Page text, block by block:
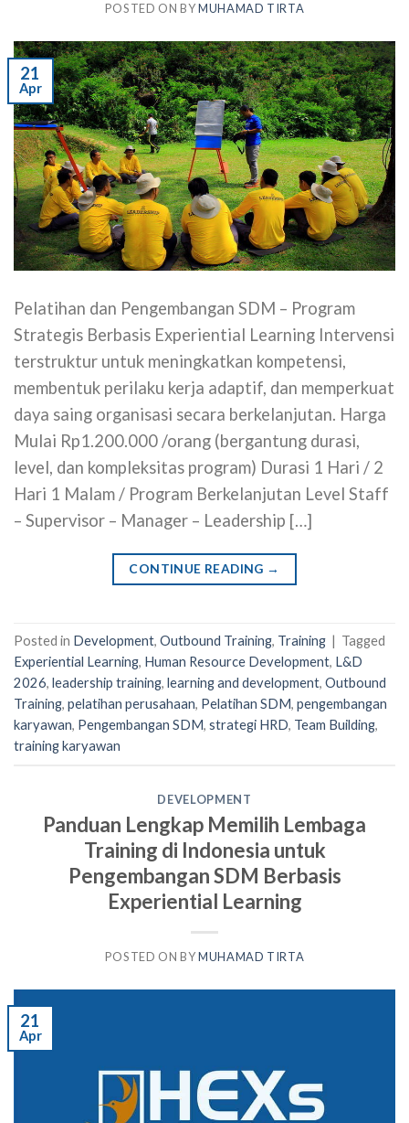
POSTED ONBYMUHAMAD TIRTA
21
Apr
Pelatihan dan Pengembangan SDM – Program
Strategis Berbasis Experiential Learning Intervensi
terstruktur untuk meningkatkan kompetensi,
membentuk perilaku kerja adaptif, dan memperkuat
daya saing organisasi secara berkelanjutan. Harga
Mulai Rp1.200.000 /orang (bergantung durasi,
level, dan kompleksitas program) Durasi 1 Hari / 2
Hari 1 Malam / Program Berkelanjutan Level Staff
– Supervisor – Manager – Leadership […]
CONTINUE READING →
Posted in Development, Outbound Training, Training | Tagged
Experiential Learning, Human Resource Development, L&D
2026, leadership training, learning and development, Outbound
Training, pelatihan perusahaan, Pelatihan SDM, pengembangan
karyawan, Pengembangan SDM, strategi HRD, Team Building,
training karyawan
DEVELOPMENT
Panduan Lengkap Memilih Lembaga
Training di Indonesia untuk
Pengembangan SDM Berbasis
Experiential Learning
POSTED ONBYMUHAMAD TIRTA
21
Apr